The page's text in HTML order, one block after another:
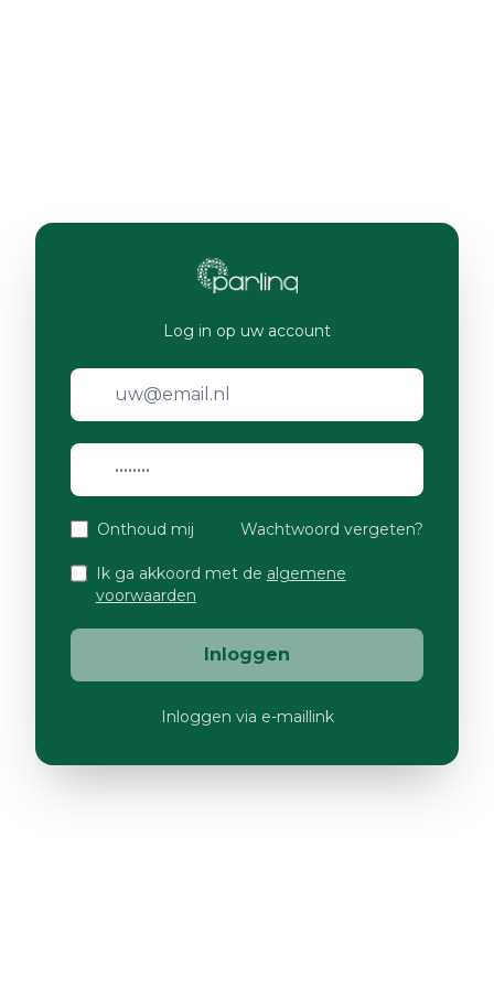
Log in op uw account
Onthoud mij Wachtwoord vergeten?
Ik ga akkoord met de algemene
voorwaarden
Inloggen
Inloggen via e-maillink